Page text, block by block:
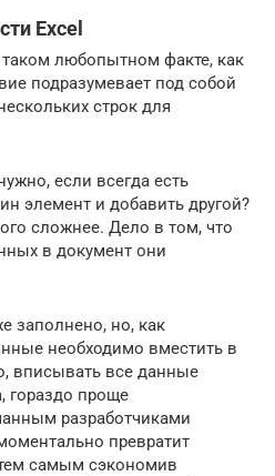
Excel
любопытном факте, как
подразумевает под собой
строк для
если всегда есть
элемент и добавить другой?
сложнее. Дело в том, что
в документ они
заполнено, но, как
необходимо вместить в
вписывать все данные
гораздо проще
разработчиками
превратит
самым сэкономив